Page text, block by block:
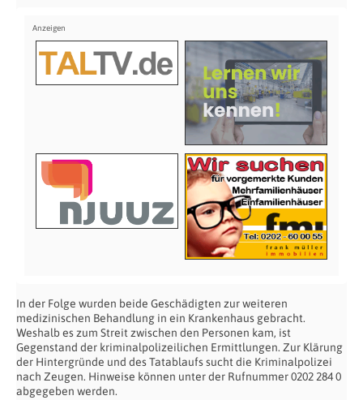
In der Folge wurden beide Geschädigten zur weiteren
medizinischen Behandlung in ein Krankenhaus gebracht.
Weshalb es zum Streit zwischen den Personen kam, ist
Gegenstand der kriminalpolizeilichen Ermittlungen. Zur Klärung
der Hintergründe und des Tatablaufs sucht die Kriminalpolizei
nach Zeugen. Hinweise können unter der Rufnummer 0202 284 0
abgegeben werden.